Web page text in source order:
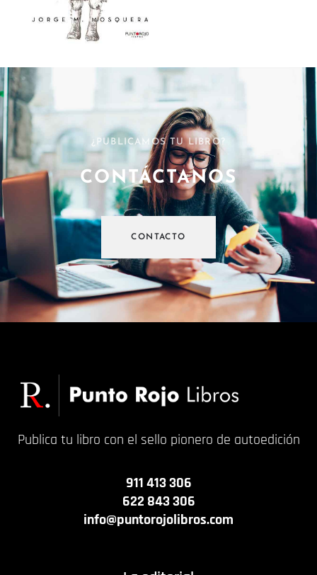
¿PUBLICAMOS TU LIBRO?
CONTÁCTANOS
CONTACTO
Publica tu libro con el sello pionero de autoedición
911 413 306
622 843 306
info@puntorojolibros.com